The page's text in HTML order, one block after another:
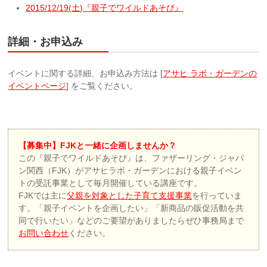
2015/12/19(土)『親子でワイルドあそび』
詳細・お申込み
イベントに関する詳細、お申込み方法は [アサヒ ラボ・ガーデンの
イベントページ] をご覧ください。
【募集中】FJKと一緒に企画しませんか？
この『親子でワイルドあそび』は、ファザーリング・ジャパ
ン関西（FJK）がアサヒラボ・ガーデンにおける親子イベン
トの受託事業として毎月開催している講座です。
FJKでは主に父親を対象とした子育て支援事業を行っていま
す。「親子イベントを企画したい」「新商品の販促活動を共
同で行いたい」などのご要望がありましたらぜひ事務局まで
お問い合わせください。